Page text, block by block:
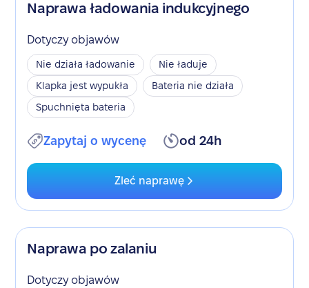
Naprawa ładowania indukcyjnego
Dotyczy objawów
Nie działa ładowanie
Nie ładuje
Klapka jest wypukła
Bateria nie działa
Spuchnięta bateria
Zapytaj o wycenę od 24h
Zleć naprawę
Naprawa po zalaniu
Dotyczy objawów